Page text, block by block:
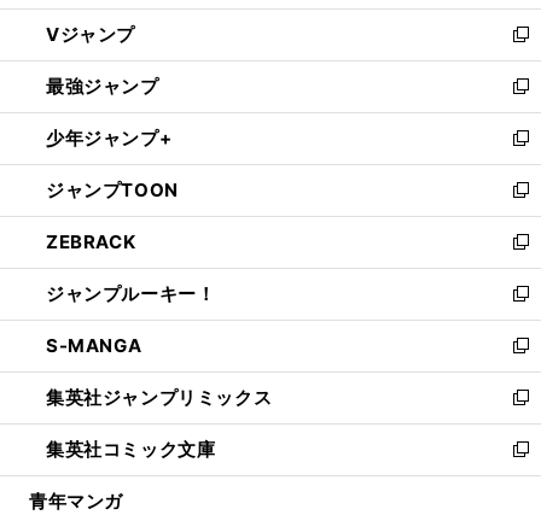
ウ
ィ
ン
ド
ウ
で
開
く
し
い
ウ
ィ
ン
ド
ウ
で
開
く
Vジャンプ
新
し
い
ウ
ィ
ン
ド
ウ
で
開
く
最強ジャンプ
新
し
い
ウ
ィ
ン
ド
ウ
で
開
く
少年ジャンプ+
新
し
い
ウ
ィ
ン
ド
ウ
で
開
く
ジャンプTOON
新
し
い
ウ
ィ
ン
ド
ウ
で
開
く
ZEBRACK
新
し
い
ウ
ィ
ン
ド
ウ
で
開
ジャンプルーキー！
新
し
い
ウ
ィ
ン
ド
ウ
S-MANGA
新
し
い
ウ
ィ
ン
集英社ジャンプリミックス
新
し
い
ウ
集英社コミック文庫
新
し
青年マンガ